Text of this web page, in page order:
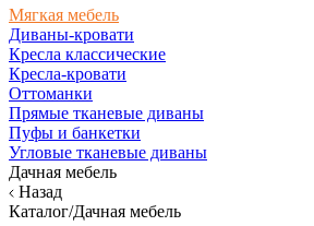
Мягкая мебель
Диваны-кровати
Кресла классические
Кресла-кровати
Оттоманки
Прямые тканевые диваны
Пуфы и банкетки
Угловые тканевые диваны
Дачная мебель
Назад
Каталог/Дачная мебель